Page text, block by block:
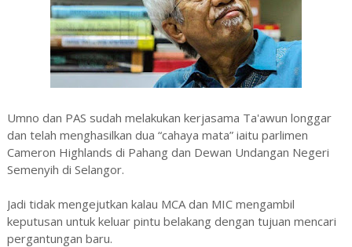
Umno dan PAS sudah melakukan kerjasama Ta'awun longgar
dan telah menghasilkan dua “cahaya mata” iaitu parlimen
Cameron Highlands di Pahang dan Dewan Undangan Negeri
Semenyih di Selangor.
Jadi tidak mengejutkan kalau MCA dan MIC mengambil
keputusan untuk keluar pintu belakang dengan tujuan mencari
pergantungan baru.